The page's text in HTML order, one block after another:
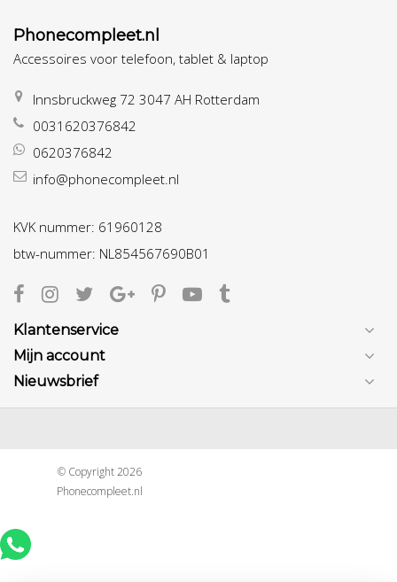
Phonecompleet.nl
Accessoires voor telefoon, tablet & laptop
Innsbruckweg 72 3047 AH Rotterdam
0031620376842
0620376842
info@phonecompleet.nl
KVK nummer: 61960128
btw-nummer: NL854567690B01
Klantenservice
Mijn account
Nieuwsbrief
© Copyright 2026
Phonecompleet.nl